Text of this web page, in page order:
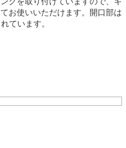
お使いいただけます。開口部は
ています。